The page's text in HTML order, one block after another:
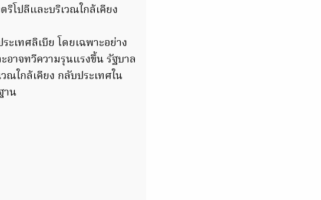
ริโปลีและบริเวณใกล้เคียง
เทศลิเบีย โดยเฉพาะอย่าง
อาจทวีความรุนแรงขึ้น รัฐบาล
ณใกล้เคียง กลับประเทศใน
าน